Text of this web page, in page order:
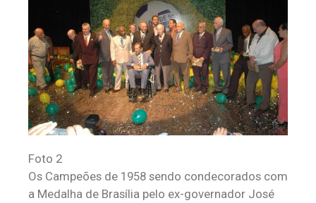
Foto 2
Os Campeões de 1958 sendo condecorados com
a Medalha de Brasília pelo ex-governador José